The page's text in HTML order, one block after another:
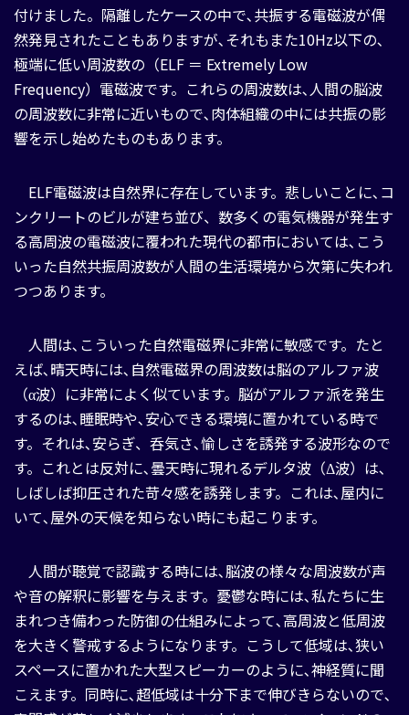
付けました。隔離したケースの中で､共振する電磁波が偶
然発見されたこともありますが､それもまた10Hz以下の､
極端に低い周波数の（ELF ＝ Extremely Low
Frequency）電磁波です。これらの周波数は､人間の脳波
の周波数に非常に近いもので､肉体組織の中には共振の影
響を示し始めたものもあります。
ELF電磁波は自然界に存在しています。悲しいことに､コ
ンクリートのビルが建ち並び、数多くの電気機器が発生す
る高周波の電磁波に覆われた現代の都市においては､こう
いった自然共振周波数が人間の生活環境から次第に失われ
つつあります。
人間は､こういった自然電磁界に非常に敏感です。たと
えば､晴天時には､自然電磁界の周波数は脳のアルファ波
（α波）に非常によく似ています。脳がアルファ派を発生
するのは､睡眠時や､安心できる環境に置かれている時で
す。それは､安らぎ、呑気さ､愉しさを誘発する波形なので
す。これとは反対に､曇天時に現れるデルタ波（Δ波）は､
しばしば抑圧された苛々感を誘発します。これは､屋内に
いて､屋外の天候を知らない時にも起こります。
人間が聴覚で認識する時には､脳波の様々な周波数が声
や音の解釈に影響を与えます。憂鬱な時には､私たちに生
まれつき備わった防御の仕組みによって､高周波と低周波
を大きく警戒するようになります。こうして低域は､狭い
スペースに置かれた大型スピーカーのように､神経質に聞
こえます。同時に､超低域は十分下まで伸びきらないので､